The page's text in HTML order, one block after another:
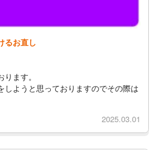
るお直し
ます。
しようと思っておりますのでその際は
2025.03.01